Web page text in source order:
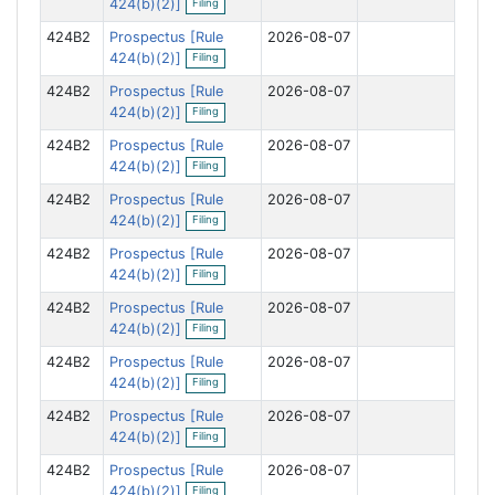
i
n
g
424(b)(2)]
Filing
e
n
f
i
i
g
424B2
Prospectus [Rule
424(b)(2)]
Filing
O
e
n
f
i
i
g
2026-08-07
424B2
Prospectus [Rule
424(b)(2)]
Filing
O
e
n
f
i
i
g
2026-08-07
424B2
Prospectus [Rule
424(b)(2)]
Filing
O
e
n
f
i
i
g
2026-08-07
424B2
Prospectus [Rule
424(b)(2)]
Filing
O
e
n
f
i
i
g
2026-08-07
424B2
Prospectus [Rule
424(b)(2)]
Filing
O
e
n
f
i
i
g
2026-08-07
424B2
Prospectus [Rule
424(b)(2)]
Filing
O
e
n
f
i
i
g
2026-08-07
424B2
Prospectus [Rule
424(b)(2)]
Filing
O
e
n
f
i
i
2026-08-07
424B2
Prospectus [Rule
424(b)(2)]
Filing
O
e
n
f
2026-08-07
424B2
Prospectus [Rule
424(b)(2)]
Filing
O
2026-08-07